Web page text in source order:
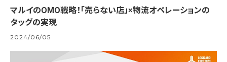
マルイのOMO戦略！「売らない店」×物流オペレーションの
タッグの実現
2024/06/05